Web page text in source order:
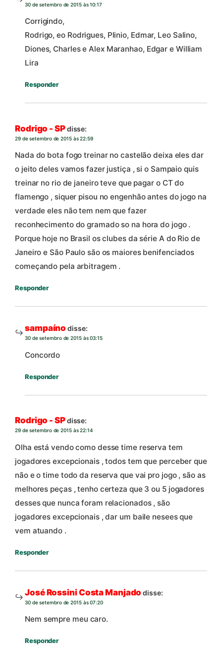
30 de setembro de 2015 às 10:17
Corrigindo,
Rodrigo, eo Rodrigues, Plinio, Edmar, Leo Salino,
Diones, Charles e Alex Maranhao, Edgar e William
Lira
Responder
Rodrigo - SPdisse:
29 de setembro de 2015 às 22:59
Nada do bota fogo treinar no castelão deixa eles dar
o jeito deles vamos fazer justiça , si o Sampaio quis
treinar no rio de janeiro teve que pagar o CT do
flamengo , siquer pisou no engenhão antes do jogo na
verdade eles não tem nem que fazer
reconhecimento do gramado so na hora do jogo .
Porque hoje no Brasil os clubes da série A do Rio de
Janeiro e São Paulo são os maiores benifenciados
começando pela arbitragem .
Responder
sampaíno disse:
30 de setembro de 2015 às 03:15
Concordo
Responder
Rodrigo - SPdisse:
29 de setembro de 2015 às 22:14
Olha está vendo como desse time reserva tem
jogadores excepcionais , todos tem que perceber que
não e o time todo da reserva que vai pro jogo , são as
melhores peças , tenho certeza que 3 ou 5 jogadores
desses que nunca foram relacionados , são
jogadores excepcionais , dar um baile nesees que
vem atuando .
Responder
José Rossini Costa Manjado disse:
30 de setembro de 2015 às 07:20
Nem sempre meu caro.
Responder